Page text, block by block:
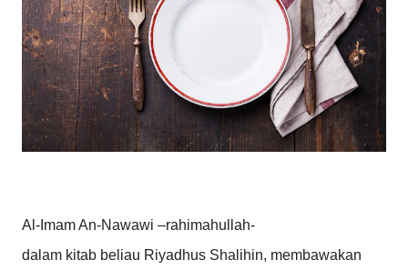
Al-Imam An-Nawawi –rahimahullah-
dalam kitab beliau Riyadhus Shalihin, membawakan